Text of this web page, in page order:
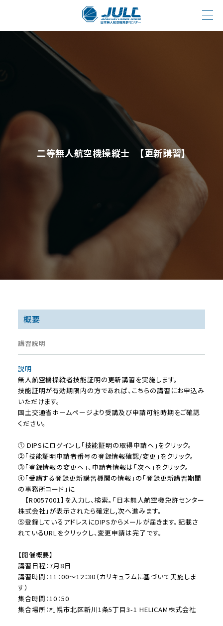
二等無人航空機操縦士 【更新講習】
概要
講習説明
説明
無人航空機操縦者技能証明の更新講習を実施します。
技能証明が有効期限内の方であれば、こちらの講習にお申込み
いただけます。
国土交通省ホームページより受講及び申請可能時期をご確認
ください。
① DIPSにログインし「技能証明の取得申請へ」をクリック。
②「技能証明申請者番号の登録情報確認/変更」をクリック。
③「登録情報の変更へ」、申請者情報は「次へ」をクリック。
④「受講する登録更新講習機関の情報」の「登録更新講習期間
の事務所コード」に
【R0057001】を入力し、検索。「日本無人航空機免許センター
株式会社」が表示されたら確定し,次へ進みます。
⑤登録しているアドレスにDIPSからメールが届きます。記載さ
れているURLをクリックし、変更申請は完了です。
【開催概要】
講習日程：7月8日
講習時間：11：00～12：30（カリキュラムに基づいて実施しま
す）
集合時間：10：50
集合場所：札幌市北区新川1条5丁目3-1 HELICAM株式会社